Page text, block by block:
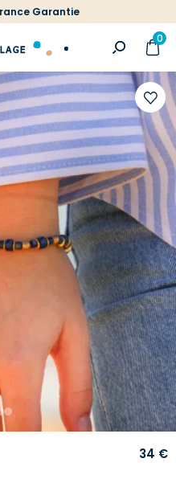
Garantie
0
à
votre
liste
4
34 €